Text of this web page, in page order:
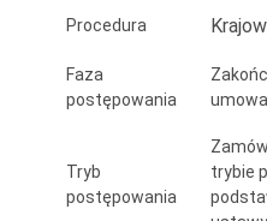
Procedura
Faza
postępowania
umowa
Tryb
postępowania
trybie